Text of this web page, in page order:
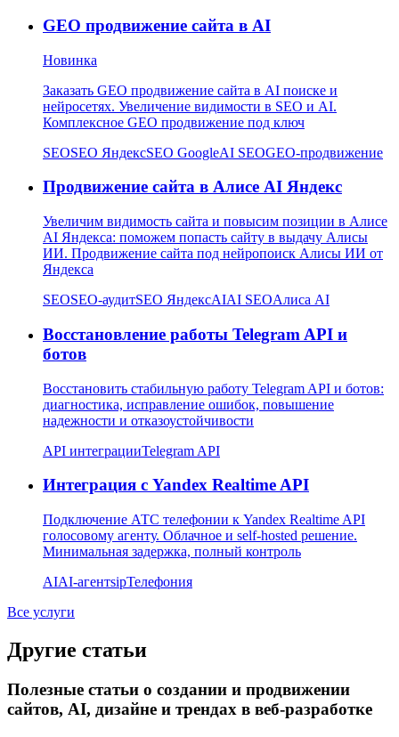
GEO продвижение сайта в AI
Новинка
Заказать GEO продвижение сайта в AI поиске и
нейросетях. Увеличение видимости в SEO и AI.
Комплексное GEO продвижение под ключ
SEOSEO ЯндексSEO GoogleAI SEOGEO-продвижение
Продвижение сайта в Алисе AI Яндекс
Увеличим видимость сайта и повысим позиции в Алисе
AI Яндекса: поможем попасть сайту в выдачу Алисы
ИИ. Продвижение сайта под нейропоиск Алисы ИИ от
Яндекса
SEOSEO-аудитSEO ЯндексAIAI SEOАлиса AI
Восстановление работы Telegram API и
ботов
Восстановить стабильную работу Telegram API и ботов:
диагностика, исправление ошибок, повышение
надежности и отказоустойчивости
API интеграцииTelegram API
Интеграция с Yandex Realtime API
Подключение АТС телефонии к Yandex Realtime API
голосовому агенту. Облачное и self-hosted решение.
Минимальная задержка, полный контроль
AIAI-агентsipТелефония
Все услуги
Другие статьи
Полезные статьи о создании и продвижении
сайтов, AI, дизайне и трендах в веб-разработке